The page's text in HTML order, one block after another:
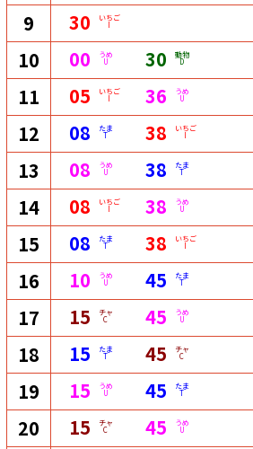
9 30 いちご
I
10 00 うめ
U 30 動物
D
11 05 いちご
I 36 うめ
U
12 08 たま
T 38 いちご
I
13 08 うめ
U 38 たま
T
14 08 いちご
I 38 うめ
U
15 08 たま
T 38 いちご
I
16 10 うめ
U 45 たま
T
17 15 チャ
C 45 うめ
U
18 15 たま
T 45 チャ
C
19 15 うめ
U 45 たま
T
20 15 チャ
C 45 うめ
U